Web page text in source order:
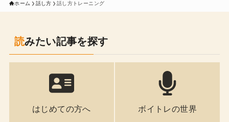
ホーム 話し方 話し方トレーニング
読みたい記事を探す
はじめての方へ ボイトレの世界